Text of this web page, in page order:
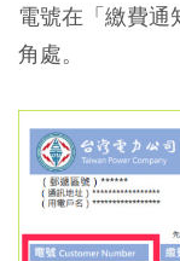
電號在「繳費通
角處。